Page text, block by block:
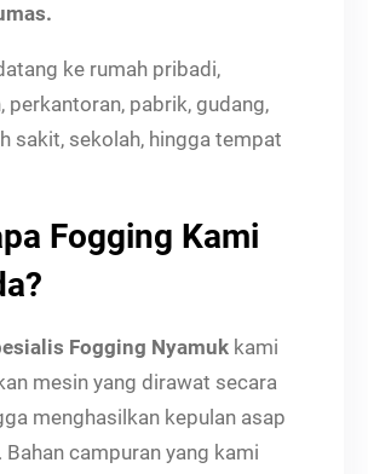
ke rumah pribadi,
perkantoran, pabrik, gudang,
sakit, sekolah, hingga tempat
Fogging Kami
Fogging Nyamuk kami
mesin yang dirawat secara
menghasilkan kepulan asap
campuran yang kami